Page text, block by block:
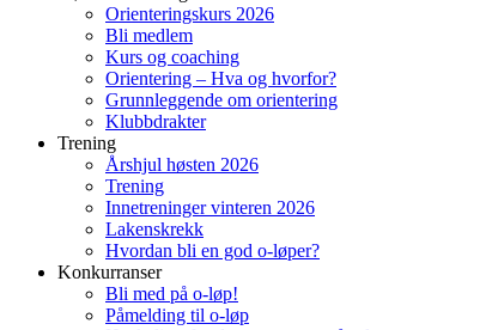
Orienteringskurs 2026
Bli medlem
Kurs og coaching
Orientering – Hva og hvorfor?
Grunnleggende om orientering
Klubbdrakter
Trening
Årshjul høsten 2026
Trening
Innetreninger vinteren 2026
Lakenskrekk
Hvordan bli en god o-løper?
Konkurranser
Bli med på o-løp!
Påmelding til o-løp